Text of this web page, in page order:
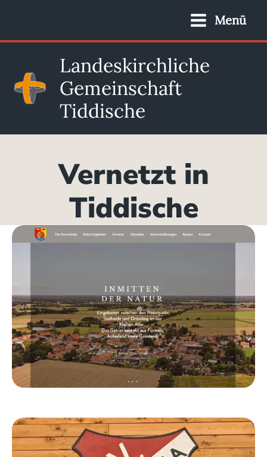
Menü
Landeskirchliche
Gemeinschaft
Tiddische
Vernetzt in
Tiddische